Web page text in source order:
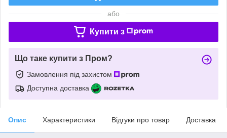
або
Купити з
Що таке купити з Пром?
Замовлення під захистом
Доступна доставка
Опис Характеристики Відгуки про товар Доставка